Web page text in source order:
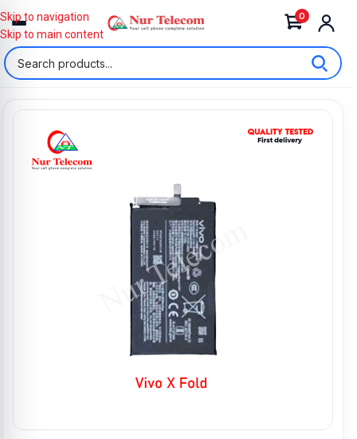
0
Skip to navigation
Skip to main content